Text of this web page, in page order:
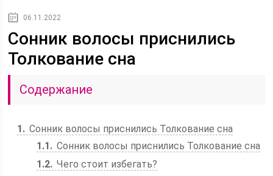
06.11.2022
Сонник волосы приснились
Толкование сна
Содержание
1
Сонник волосы приснились Толкование сна
1.1
Сонник волосы приснились Толкование сна
1.2 Чего стоит избегать?